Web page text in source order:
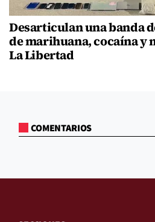
Desarticulan una banda
de marihuana, cocaína y
La Libertad
COMENTARIOS